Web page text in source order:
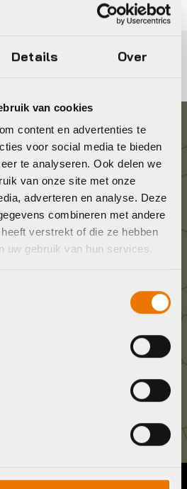
Details Over
van cookies
content en advertenties te
voor social media te bieden
te analyseren. Ook delen we
van onze site met onze
adverteren en analyse. Deze
combineren met andere
verstrekt of die ze hebben
uw gebruik van hun services.
komen?
contact op via de
mail